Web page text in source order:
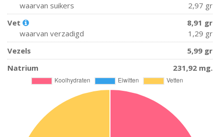
waarvan suikers
2,97 gr
Vet
8,91 gr
waarvan verzadigd
1,29 gr
Vezels
5,99 gr
Natrium
231,92 mg.